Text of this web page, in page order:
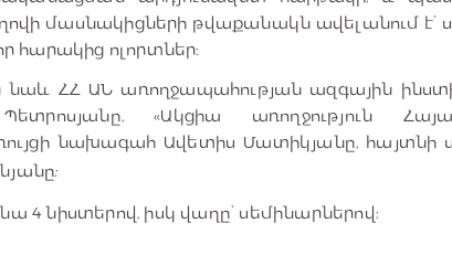
մասնակիցների թվաքանակն ավելանում է՝
հարակից ոլորտներ։
նաև ՀՀ ԱՆ առողջապահության ազգային
«Ակցիա առողջություն
նախագահ Ավետիս Մատիկյանը, հայտնի
:
4 նիստերով, իսկ վաղը՝ սեմինարներով: